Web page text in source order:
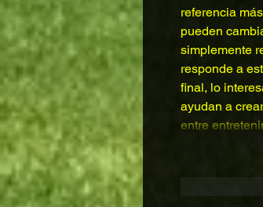
referencia
pueden
simplemente
responde a
final, lo
ayudan a
entre